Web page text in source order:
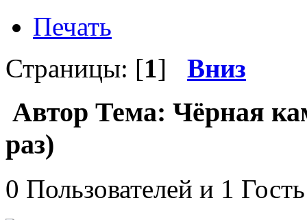
Печать
Страницы: [1] Вниз
Автор Тема: Чёрная
раз)
0 Пользователей и 1